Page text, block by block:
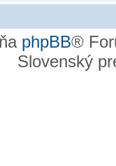
phpBB®
Slovenský